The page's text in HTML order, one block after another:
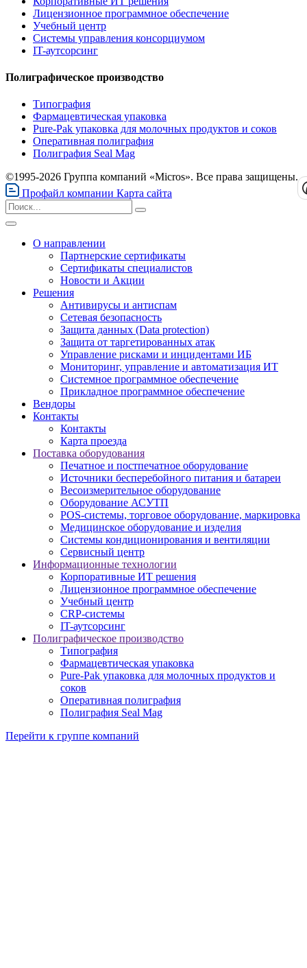
Лицензионное программное обеспечение
Учебный центр
Системы управления консорциумом
IT-аутсорсинг
Полиграфическое производство
Типография
Фармацевтическая упаковка
Pure-Pak упаковка для молочных продуктов и соков
Оперативная полиграфия
Полиграфия Seal Mag
©1995-2026 Группа компаний «Micros». Все права защищены.
Профайл компании Карта сайта
О направлении
Партнерские сертификаты
Сертификаты специалистов
Новости и Акции
Решения
Антивирусы и антиспам
Сетевая безопасность
Защита данных (Data protection)
Защита от таргетированных атак
Управление рисками и инцидентами ИБ
Мониторинг, управление и автоматизация ИТ
Системное программное обеспечение
Прикладное программное обеспечение
Вендоры
Контакты
Контакты
Карта проезда
Поставка оборудования
Печатное и постпечатное оборудование
Источники бесперебойного питания и батареи
Весоизмерительное оборудование
Оборудование АСУТП
POS-системы, торговое оборудование, маркировка
Медицинское оборудование и изделия
Системы кондиционирования и вентиляции
Сервисный центр
Информационные технологии
Корпоративные ИТ решения
Лицензионное программное обеспечение
Учебный центр
CRP-системы
IT-аутсорсинг
Полиграфическое производство
Типография
Фармацевтическая упаковка
Pure-Pak упаковка для молочных продуктов и
соков
Оперативная полиграфия
Полиграфия Seal Mag
Перейти к группе компаний